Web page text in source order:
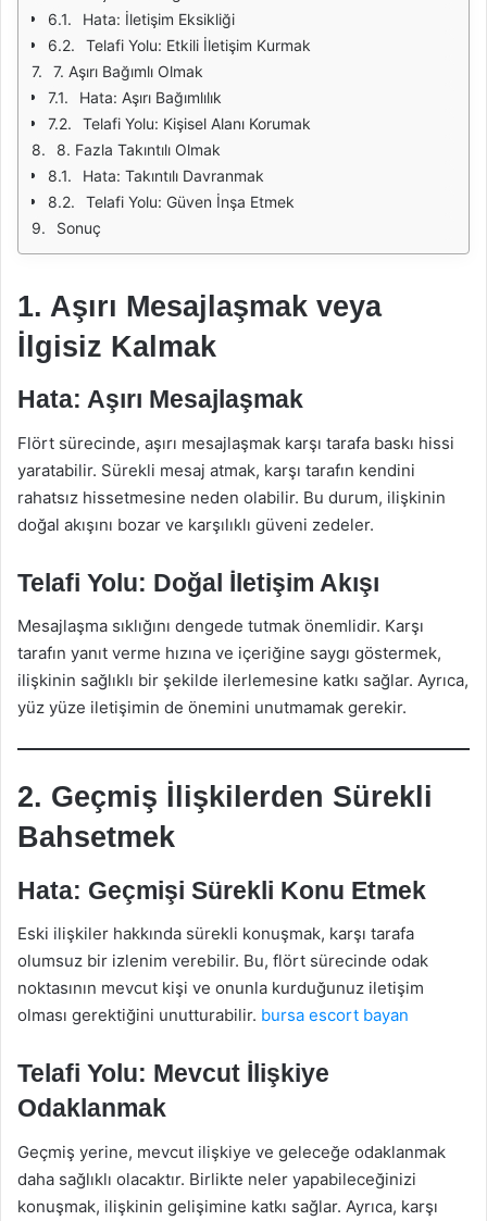
Hata: İletişim Eksikliği
Telafi Yolu: Etkili İletişim Kurmak
7. Aşırı Bağımlı Olmak
Hata: Aşırı Bağımlılık
Telafi Yolu: Kişisel Alanı Korumak
8. Fazla Takıntılı Olmak
Hata: Takıntılı Davranmak
Telafi Yolu: Güven İnşa Etmek
Sonuç
1. Aşırı Mesajlaşmak veya
İlgisiz Kalmak
Hata: Aşırı Mesajlaşmak
Flört sürecinde, aşırı mesajlaşmak karşı tarafa baskı hissi
yaratabilir. Sürekli mesaj atmak, karşı tarafın kendini
rahatsız hissetmesine neden olabilir. Bu durum, ilişkinin
doğal akışını bozar ve karşılıklı güveni zedeler.
Telafi Yolu: Doğal İletişim Akışı
Mesajlaşma sıklığını dengede tutmak önemlidir. Karşı
tarafın yanıt verme hızına ve içeriğine saygı göstermek,
ilişkinin sağlıklı bir şekilde ilerlemesine katkı sağlar. Ayrıca,
yüz yüze iletişimin de önemini unutmamak gerekir.
2. Geçmiş İlişkilerden Sürekli
Bahsetmek
Hata: Geçmişi Sürekli Konu Etmek
Eski ilişkiler hakkında sürekli konuşmak, karşı tarafa
olumsuz bir izlenim verebilir. Bu, flört sürecinde odak
noktasının mevcut kişi ve onunla kurduğunuz iletişim
olması gerektiğini unutturabilir. bursa escort bayan
Telafi Yolu: Mevcut İlişkiye
Odaklanmak
Geçmiş yerine, mevcut ilişkiye ve geleceğe odaklanmak
daha sağlıklı olacaktır. Birlikte neler yapabileceğinizi
konuşmak, ilişkinin gelişimine katkı sağlar. Ayrıca, karşı